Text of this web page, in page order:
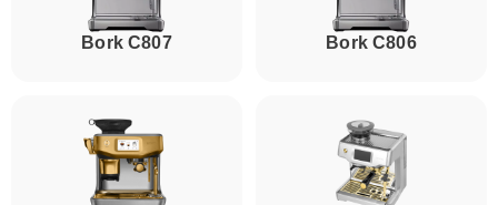
Bork C807 Bork C806